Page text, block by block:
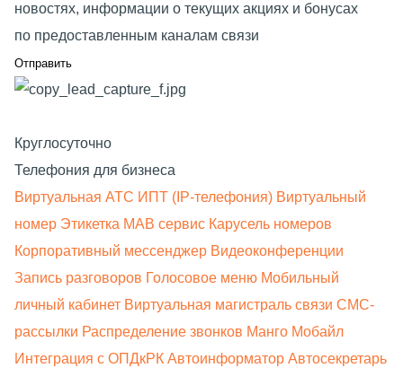
новостях, информации о текущих акциях и бонусах
по предоставленным каналам связи
Круглосуточно
Телефония для бизнеса
Виртуальная АТС ИПТ (IP-телефония) Виртуальный
номер Этикетка МАВ сервис Карусель номеров
Корпоративный мессенджер Видеоконференции
Запись разговоров Голосовое меню Мобильный
личный кабинет Виртуальная магистраль связи СМС-
рассылки Распределение звонков Манго Мобайл
Интеграция с ОПДкРК Автоинформатор Автосекретарь